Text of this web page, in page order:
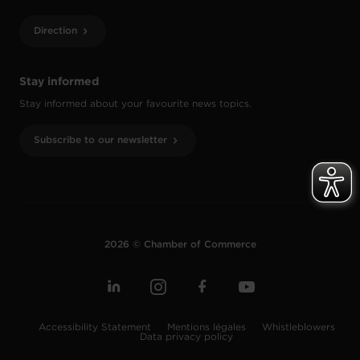
Stay informed
Stay informed about your favourite news topics.
Subscribe to our newsletter
Direction
2026 © Chamber of Commerce
Accessibility Statement Mentions légales
Whistleblowers
Data privacy policy